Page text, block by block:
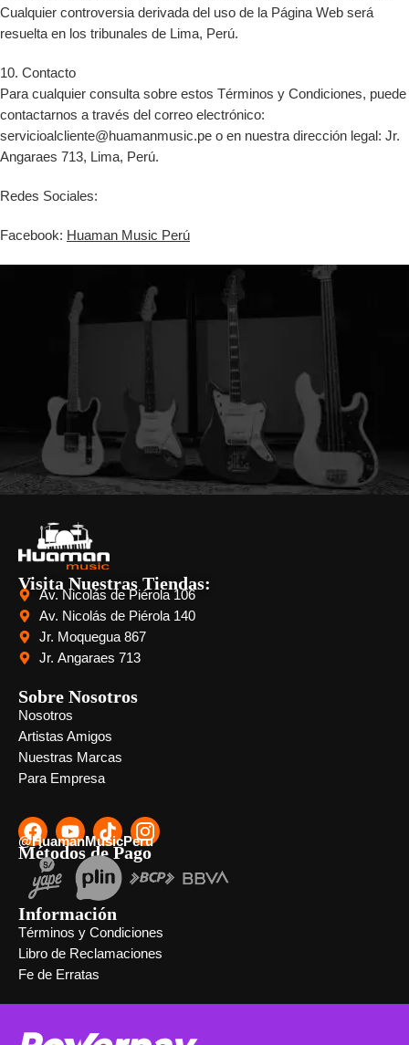
Cualquier controversia derivada del uso de la Página Web será
resuelta en los tribunales de Lima, Perú.
10. Contacto
Para cualquier consulta sobre estos Términos y Condiciones, puede
contactarnos a través del correo electrónico:
servicioalcliente@huamanmusic.pe o en nuestra dirección legal: Jr.
Angaraes 713, Lima, Perú.
Redes Sociales:
Facebook: Huaman Music Perú
Visita Nuestras Tiendas:
Av. Nicolás de Piérola 106
Av. Nicolás de Piérola 140
Jr. Moquegua 867
Jr. Angaraes 713
Sobre Nosotros
Nosotros
Artistas Amigos
Nuestras Marcas
Para Empresa
@HuamanMusicPeru
Métodos de Pago
Información
Términos y Condiciones
Libro de Reclamaciones
Fe de Erratas